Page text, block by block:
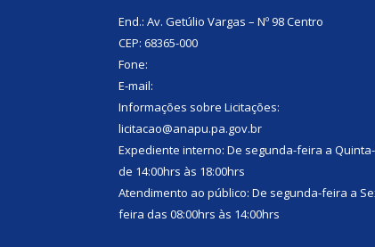
End.: Av. Getúlio Vargas – Nº 98 Centro
CEP: 68365-000
Fone:
E-mail:
Informações sobre Licitações:
licitacao@anapu.pa.gov.br
Expediente interno: De segunda-feira a
de 14:00hrs às 18:00hrs
Atendimento ao público: De segunda-feira a
feira das 08:00hrs às 14:00hrs